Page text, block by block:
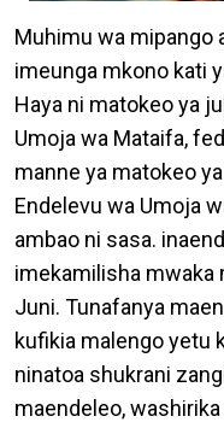
Muhimu wa mipango
imeunga mkono kati
Haya ni matokeo ya
Umoja wa Mataifa,
manne ya matokeo
Endelevu wa Umoja
ambao ni sasa.
imekamilisha
Juni. Tunafanya
kufikia malengo yetu
ninatoa shukrani
maendeleo,